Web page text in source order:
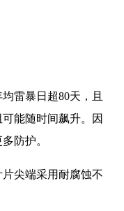
雷暴日超80天，且
能随时间飙升。因
防护。
片尖端采用耐腐蚀不